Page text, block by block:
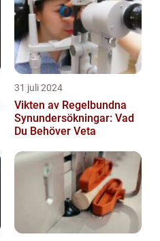
31 juli 2024
Vikten av Regelbundna
Synundersökningar: Vad
Du Behöver Veta